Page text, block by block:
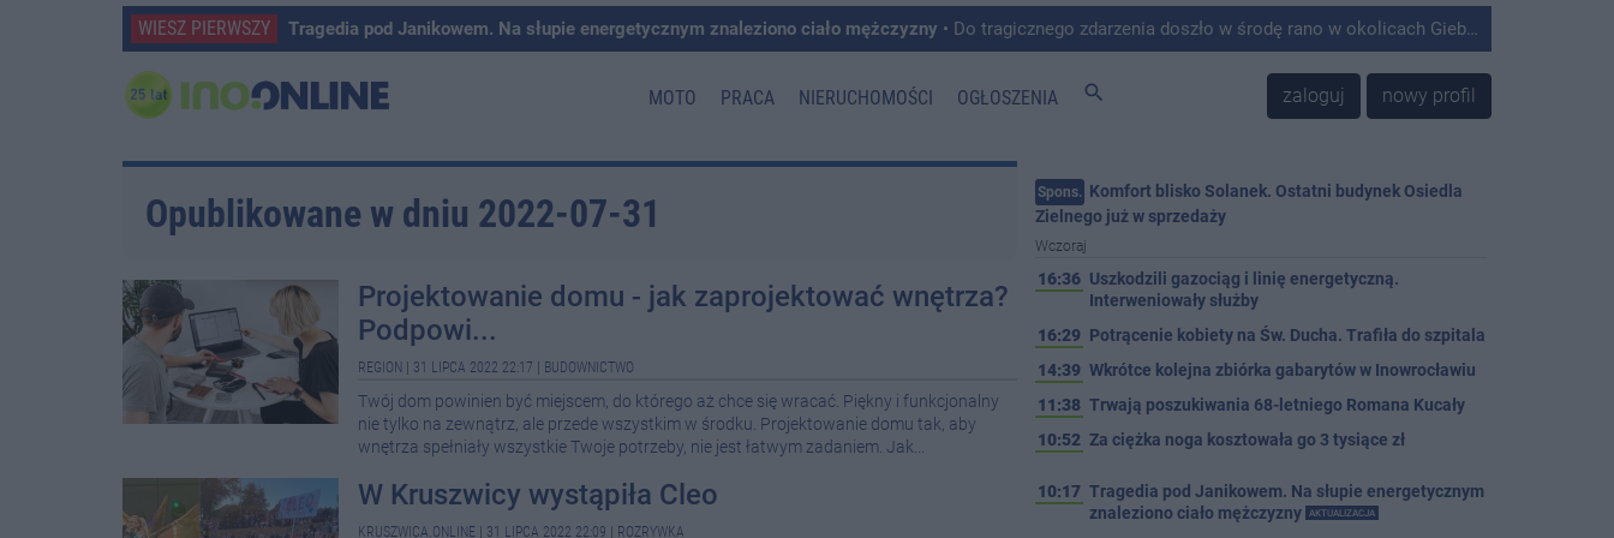
WIESZ PIERWSZY Tragedia pod Janikowem. Na słupie energetycznym znaleziono ciało mężczyzny • Do tragicznego zdarzenia doszło w środę rano w okolicach Giebni koło Janikowa. Wówczas na słupie energetycznym odnaleziono ciało mężczyzny.
MOTO PRACA NIERUCHOMOŚCI OGŁOSZENIA search zaloguj nowy profil
Opublikowane w dniu 2022-07-31
Projektowanie domu - jak zaprojektować wnętrza?
Podpowi...
REGION 31 LIPCA 2022 22:17 BUDOWNICTWO
Twój dom powinien być miejscem, do którego aż chce się wracać. Piękny i funkcjonalny
nie tylko na zewnątrz, ale przede wszystkim w środku. Projektowanie domu tak, aby
wnętrza spełniały wszystkie Twoje potrzeby, nie jest łatwym zadaniem. Jak...
W Kruszwicy wystąpiła Cleo
KRUSZWICA.ONLINE 31 LIPCA 2022 22:09 ROZRYWKA
Spons. Komfort blisko Solanek. Ostatni budynek Osiedla
Zielnego już w sprzedaży
Wczoraj
16:36 Uszkodzili gazociąg i linię energetyczną.
Interweniowały służby
16:29 Potrącenie kobiety na Św. Ducha. Trafiła do szpitala
14:39 Wkrótce kolejna zbiórka gabarytów w Inowrocławiu
11:38 Trwają poszukiwania 68-letniego Romana Kucały
10:52 Za ciężka noga kosztowała go 3 tysiące zł
10:17 Tragedia pod Janikowem. Na słupie energetycznym
znaleziono ciało mężczyzny
AKTUALIZACJA